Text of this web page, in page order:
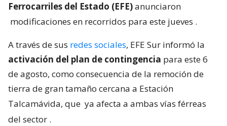
Ferrocarriles del Estado (EFE)anunciaron
modificaciones en recorridos para este jueves .
A través de sus redes sociales, EFE Sur informó la
activación del plan de contingencia para este 6
de agosto, como consecuencia de la remoción de
tierra de gran tamaño cercana a Estación
Talcamávida, que ya afecta a ambas vías férreas
del sector .